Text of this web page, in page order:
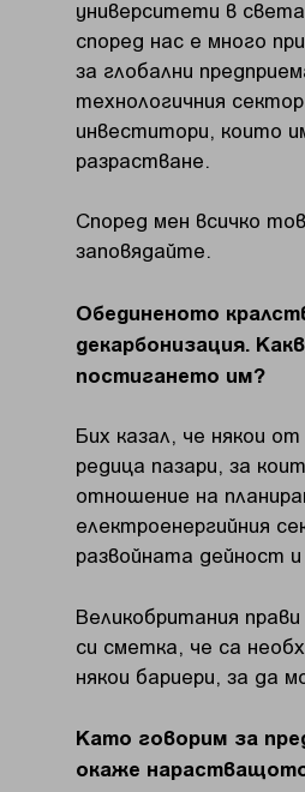
университети в
според нас е много
за глобални
технологичния
инвеститори, които
разрастване.
Според мен всичко
заповядайте.
Обединеното
декарбонизация.
постигането им?
Бих казал, че някои
редица пазари, за
отношение на
електроенергийния
развойната дейност
Великобритания
си сметка, че са
някои бариери, за да
Като говорим за
окаже